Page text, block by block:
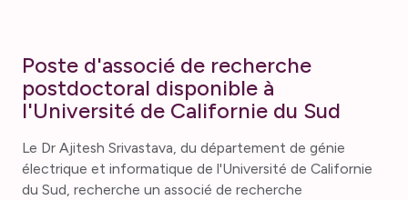
Poste d'associé de recherche
postdoctoral disponible à
l'Université de Californie du Sud
Le Dr Ajitesh Srivastava, du département de génie
électrique et informatique de l'Université de Californie
du Sud, recherche un associé de recherche